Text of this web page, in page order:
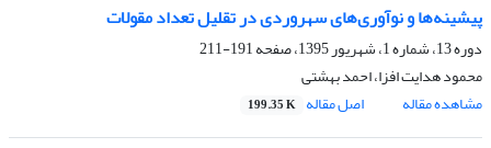
پیشینه‌ها و نوآورى‌های سهروردى در تقلیل تعداد مقولات
دوره 13، شماره 1، شهریور 1395، صفحه
191-211
محمود هدایت افزا، احمد بهشتی
مشاهده مقاله
اصل مقاله 199.35 K